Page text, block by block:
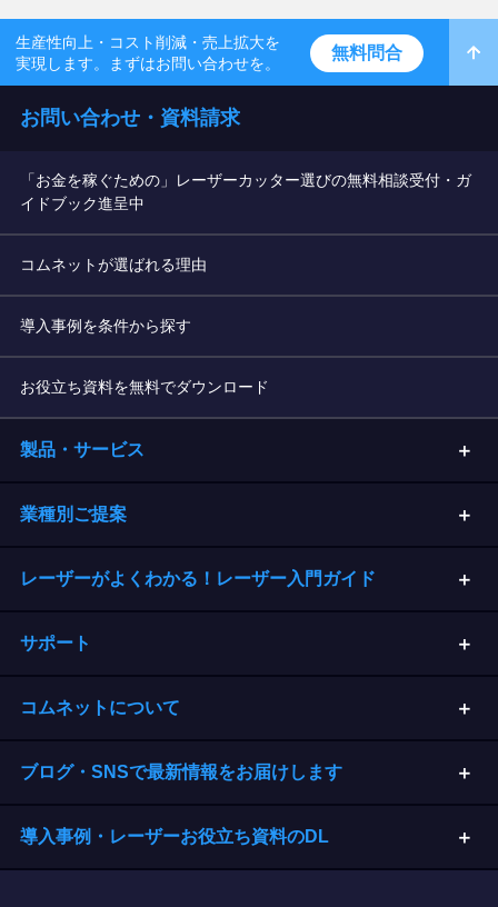
生産性向上・コスト削減・売上拡大を
実現します。まずはお問い合わせを。
無料問合
お問い合わせ・資料請求
「お金を稼ぐための」レーザーカッター選びの無料相談受付・ガ
イドブック進呈中
コムネットが選ばれる理由
導入事例を条件から探す
お役立ち資料を無料でダウンロード
製品・サービス
業種別ご提案
レーザーがよくわかる！レーザー入門ガイド
サポート
コムネットについて
ブログ・SNSで最新情報をお届けします
導入事例・レーザーお役立ち資料のDL